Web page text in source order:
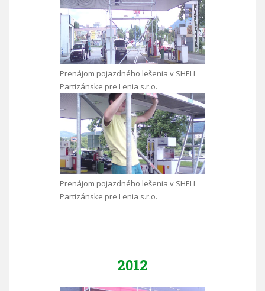
Prenájom pojazdného lešenia v SHELL
Partizánske pre Lenia s.r.o.
Prenájom pojazdného lešenia v SHELL
Partizánske pre Lenia s.r.o.
2012